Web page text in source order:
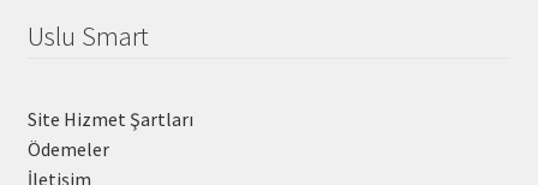
Uslu Smart
Site Hizmet Şartları
Ödemeler
İletişim